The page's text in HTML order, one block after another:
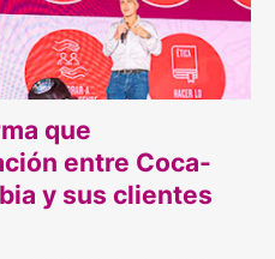
que
entre Coca-
y sus clientes